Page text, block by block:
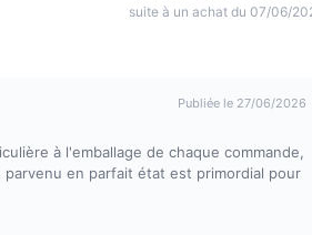
suite à un achat du 07/06/
Publiée le 27/06/2026
à l'emballage de chaque commande,
en parfait état est primordial pour